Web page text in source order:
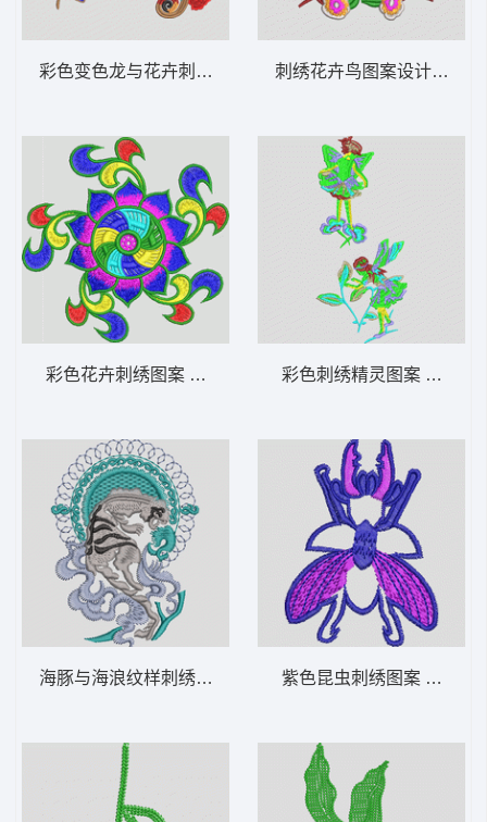
彩色变色龙与花卉刺绣图案 亮片变色龙蜥蜴
彩色花卉刺绣图案 佛绣
海豚与海浪纹样刺绣 豹子
刺绣花卉鸟图案设计 鸟语
彩色刺绣精灵图案 花仙子
紫色昆虫刺绣图案 苍蝇蜜